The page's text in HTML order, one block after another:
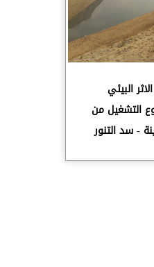
البيئي
التشغيل من
- سد التنور